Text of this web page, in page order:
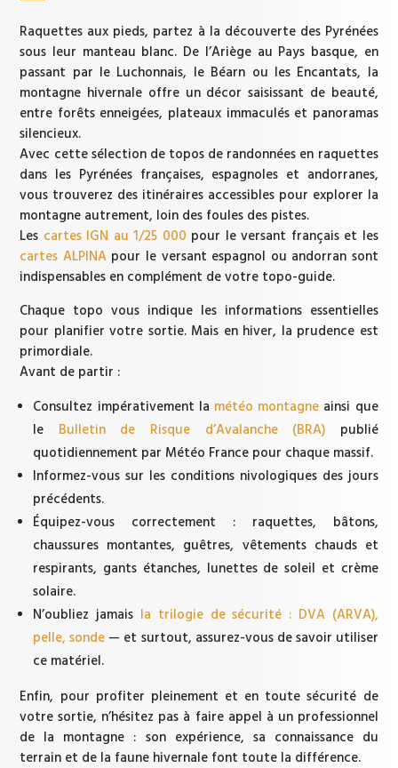
Raquettes aux pieds, partez à la découverte des Pyrénées
sous leur manteau blanc. De l’Ariège au Pays basque, en
passant par le Luchonnais, le Béarn ou les Encantats, la
montagne hivernale offre un décor saisissant de beauté,
entre forêts enneigées, plateaux immaculés et panoramas
silencieux.
Avec cette sélection de topos de randonnées en raquettes
dans les Pyrénées françaises, espagnoles et andorranes,
vous trouverez des itinéraires accessibles pour explorer la
montagne autrement, loin des foules des pistes.
Les cartes IGN au 1/25 000 pour le versant français et les
cartes ALPINApour le versant espagnol ou andorran sont
indispensables en complément de votre topo-guide.
Chaque topo vous indique les informations essentielles
pour planifier votre sortie. Mais en hiver, la prudence est
primordiale.
Avant de partir :
Consultez impérativement la météo montagne ainsi que
le Bulletin de Risque d’Avalanche (BRA) publié
quotidiennement par Météo France pour chaque massif.
Informez-vous sur les conditions nivologiques des jours
précédents.
Équipez-vous correctement : raquettes, bâtons,
chaussures montantes, guêtres, vêtements chauds et
respirants, gants étanches, lunettes de soleil et crème
solaire.
N’oubliez jamais la trilogie de sécurité : DVA (ARVA),
pelle, sonde — et surtout, assurez-vous de savoir utiliser
ce matériel.
Enfin, pour profiter pleinement et en toute sécurité de
votre sortie, n’hésitez pas à faire appel à un professionnel
de la montagne : son expérience, sa connaissance du
terrain et de la faune hivernale font toute la différence.